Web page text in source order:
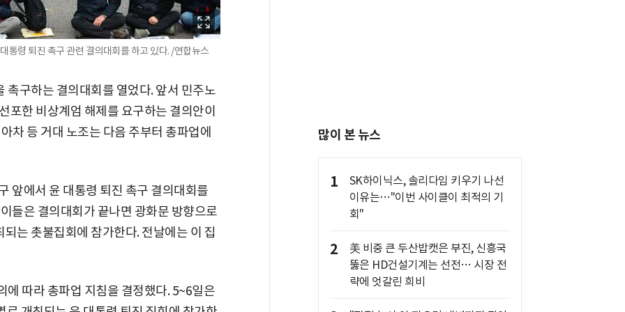
통령 퇴진 촉구 관련 결의대회를 하고 있다. /연합뉴스
촉구하는 결의대회를 열었다. 앞서 민주노
포한 비상계엄 해제를 요구하는 결의안이
차 등 거대 노조는 다음 주부터 총파업에
앞에서 윤 대통령 퇴진 촉구 결의대회를
들은 결의대회가 끝나면 광화문 방향으로
는 촛불집회에 참가한다. 전날에는 이 집
따라 총파업 지침을 결정했다. 5~6일은
많이 본 뉴스
1
SK하이닉스, 솔리다임 키우기 나선
이유는…"이번 사이클이 최적의 기
회"
2
美 비중 큰 두산밥캣은 부진, 신흥국
뚫은 HD건설기계는 선전… 시장 전
략에 엇갈린 희비